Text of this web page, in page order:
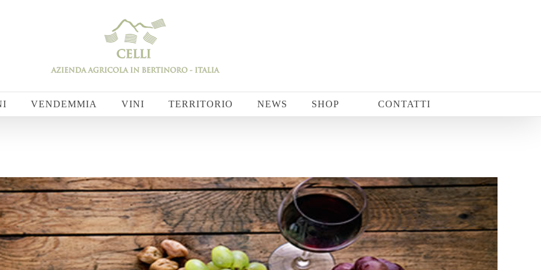
VENDEMMIA VINI TERRITORIO NEWS SHOP CONTATTI